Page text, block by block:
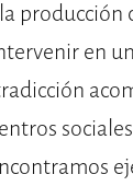
producción
en